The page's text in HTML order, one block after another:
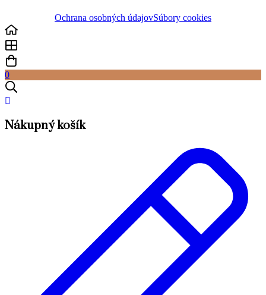
Ochrana osobných údajovSúbory cookies
0
Nákupný košík